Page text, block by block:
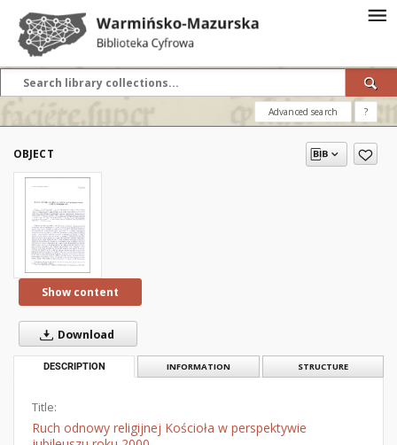
Advanced search ?
OBJECT
Show content
Download
DESCRIPTION INFORMATION STRUCTURE
Title:
Ruch odnowy religijnej Kościoła w perspektywie